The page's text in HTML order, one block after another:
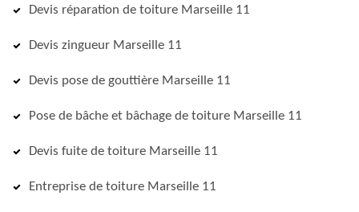
Devis réparation de toiture Marseille 11
Devis zingueur Marseille 11
Devis pose de gouttière Marseille 11
Pose de bâche et bâchage de toiture Marseille 11
Devis fuite de toiture Marseille 11
Entreprise de toiture Marseille 11